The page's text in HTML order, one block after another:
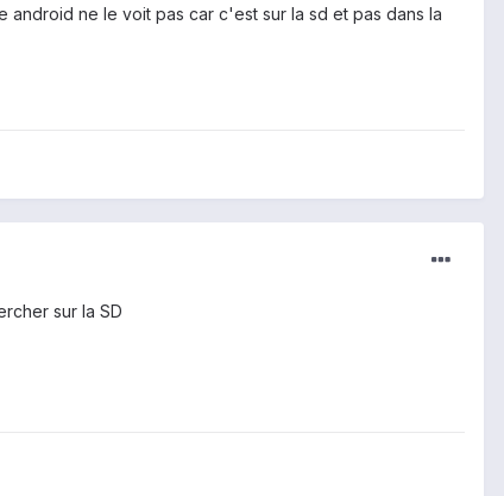
android ne le voit pas car c'est sur la sd et pas dans la
sur la SD